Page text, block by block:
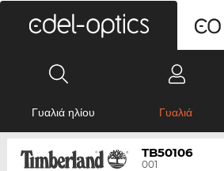
Γυαλιά ηλίου Γυαλιά
TB50106
001